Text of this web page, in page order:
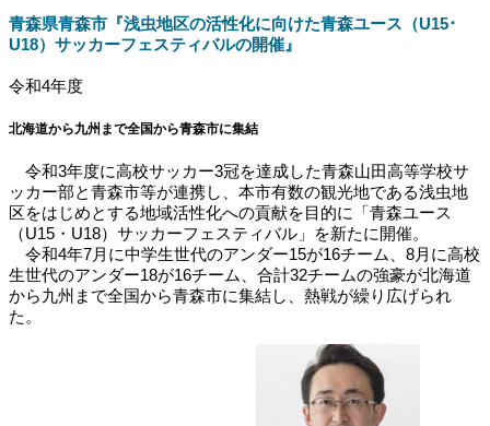
青森県青森市『浅虫地区の活性化に向けた青森ユース（U15･
U18）サッカーフェスティバルの開催』
令和4年度
北海道から九州まで全国から青森市に集結
令和3年度に高校サッカー3冠を達成した青森山田高等学校サ
ッカー部と青森市等が連携し、本市有数の観光地である浅虫地
区をはじめとする地域活性化への貢献を目的に「青森ユース
（U15・U18）サッカーフェスティバル」を新たに開催。
令和4年7月に中学生世代のアンダー15が16チーム、8月に高校
生世代のアンダー18が16チーム、合計32チームの強豪が北海道
から九州まで全国から青森市に集結し、熱戦が繰り広げられ
た。